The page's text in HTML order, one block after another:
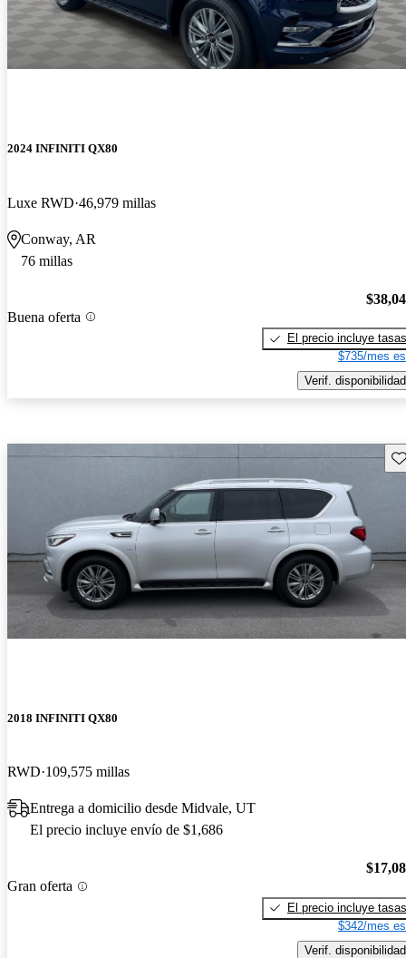
2024 INFINITI QX80
Luxe RWD 46,979 millas
Conway, AR
76 millas
Buena oferta
El precio incluye tasas
$735/mes
Verif. disponibilidad
2018 INFINITI QX80
RWD 109,575 millas
Entrega a domicilio desde Midvale, UT
El precio incluye envío de $1,686
Gran oferta
El precio incluye tasas
$342/mes
Verif. disponibilidad